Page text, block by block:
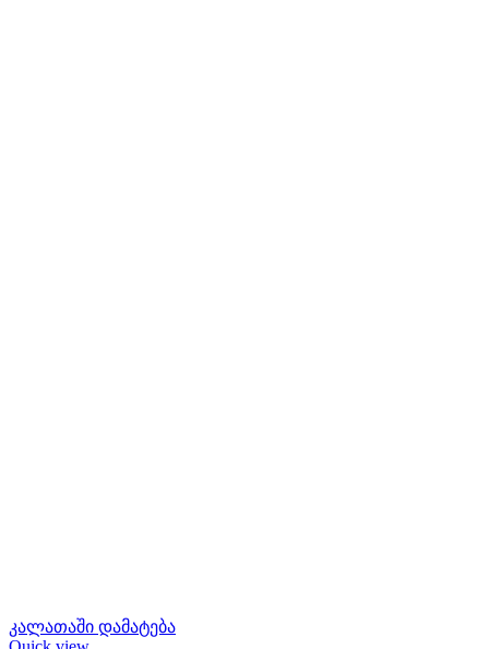
კალათაში დამატება